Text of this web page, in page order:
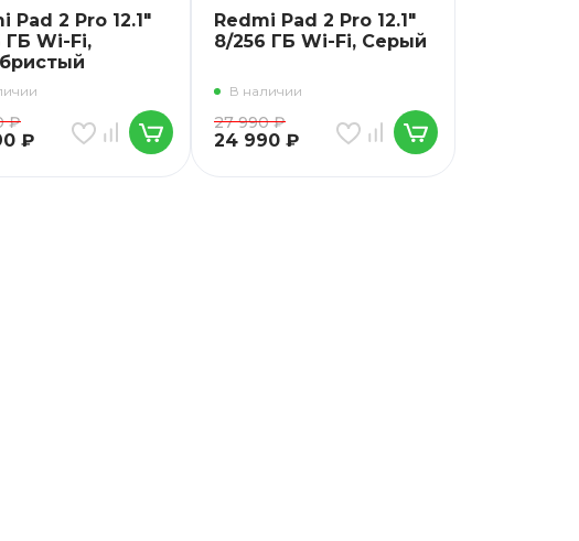
Pad 2 Pro 12.1"
ГБ Wi-Fi,
₽
₽
Redmi Pad 2 Pro 12.1"
8/256 ГБ Wi-Fi, Серый
В наличии
27 990₽
24 990 ₽